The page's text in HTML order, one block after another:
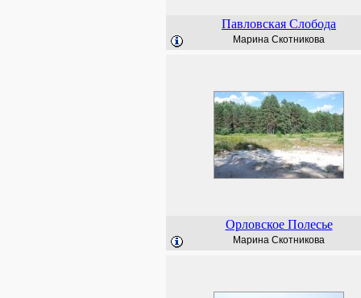
Павловская Слобода
Марина Скотникова
Орловское Полесье
Марина Скотникова